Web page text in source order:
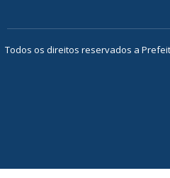
Todos os direitos reservados a